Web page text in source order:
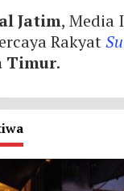
Jatim, Media
Rakyat
Timur.